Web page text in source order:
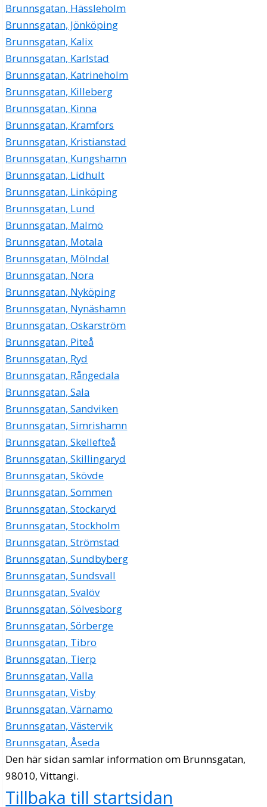
Brunnsgatan, Hässleholm
Brunnsgatan, Jönköping
Brunnsgatan, Kalix
Brunnsgatan, Karlstad
Brunnsgatan, Katrineholm
Brunnsgatan, Killeberg
Brunnsgatan, Kinna
Brunnsgatan, Kramfors
Brunnsgatan, Kristianstad
Brunnsgatan, Kungshamn
Brunnsgatan, Lidhult
Brunnsgatan, Linköping
Brunnsgatan, Lund
Brunnsgatan, Malmö
Brunnsgatan, Motala
Brunnsgatan, Mölndal
Brunnsgatan, Nora
Brunnsgatan, Nyköping
Brunnsgatan, Nynäshamn
Brunnsgatan, Oskarström
Brunnsgatan, Piteå
Brunnsgatan, Ryd
Brunnsgatan, Rångedala
Brunnsgatan, Sala
Brunnsgatan, Sandviken
Brunnsgatan, Simrishamn
Brunnsgatan, Skellefteå
Brunnsgatan, Skillingaryd
Brunnsgatan, Skövde
Brunnsgatan, Sommen
Brunnsgatan, Stockaryd
Brunnsgatan, Stockholm
Brunnsgatan, Strömstad
Brunnsgatan, Sundbyberg
Brunnsgatan, Sundsvall
Brunnsgatan, Svalöv
Brunnsgatan, Sölvesborg
Brunnsgatan, Sörberge
Brunnsgatan, Tibro
Brunnsgatan, Tierp
Brunnsgatan, Valla
Brunnsgatan, Visby
Brunnsgatan, Värnamo
Brunnsgatan, Västervik
Brunnsgatan, Åseda
Den här sidan samlar information om Brunnsgatan,
98010, Vittangi.
Tillbaka till startsidan